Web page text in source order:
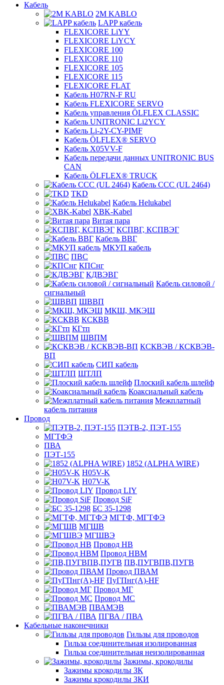
Кабель
2M KABLO
LAPP кабель
FLEXICORE LiYY
FLEXICORE LiYCY
FLEXICORE 100
FLEXICORE 110
FLEXICORE 105
FLEXICORE 115
FLEXICORE FLAT
Кабель H07RN-F RU
Кабель FLEXICORE SERVO
Кабель управления ÖLFLEX CLASSIC
Кабель UNITRONIC Li2YCY
Кабель Li-2Y-CY-PIMF
Кабель ÖLFLEX® SERVO
Кабель X05VV-F
Кабель передачи данных UNITRONIC BUS
CAN
Кабель ÖLFLEX® TRUCK
Кабель CCC (UL 2464)
TKD
Кабель Helukabel
XBK-Kabel
Витая пара
КСПВГ, КСПВЭГ
Кабель ВВГ
МКУП кабель
ПВС
КПСнг
КДВЭВГ
Кабель силовой /
сигнальный
ШВВП
МКШ, МКЭШ
КСКВВ
КГтп
ШВПМ
КСКВЭВ / КСКВЭВ-
ВП
СИП кабель
ШТЛП
Плоский кабель шлейф
Коаксиальный кабель
Межплатный
кабель питания
Провод
ПЭТВ-2, ПЭТ-155
МГТФЭ
ПВА
ПЭТ-155
1852 (ALPHA WIRE)
H05V-K
H07V-K
Провод LIY
Провод SiF
БС 35-1298
МГТФ, МГТФЭ
МГШВ
МГШВЭ
Провод НВ
Провод НВМ
ПВ,ПУГВПВ,ПУГВ
Провод ПВАМ
ПуГПнг(A)-HF
Провод МГ
Провод МС
ПВАМЭВ
ПГВА / ПВА
Кабельные наконечники
Гильзы для проводов
Гильза соединительная изолированная
Гильза соединительная неизолированная
Зажимы, крокодилы
Зажимы крокодилы ЗК
Зажимы крокодилы ЗКИ